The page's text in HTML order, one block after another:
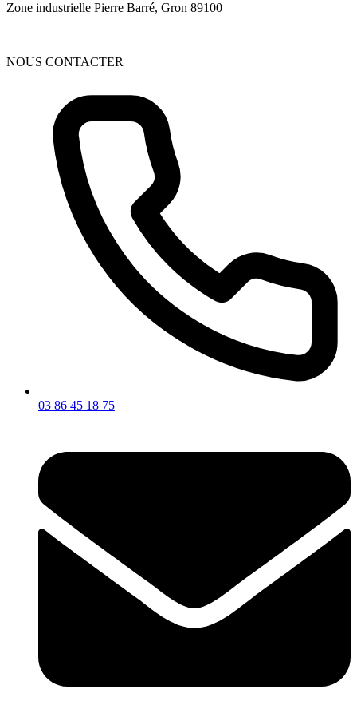
Zone industrielle Pierre Barré, Gron 89100
NOUS CONTACTER
03 86 45 18 75